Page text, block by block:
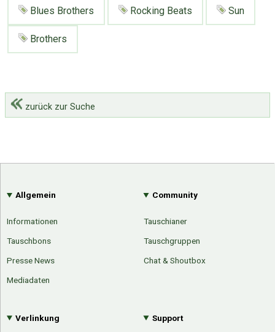
Blues Brothers Rocking Beats Sun
Brothers
zurück zur Suche
Allgemein
Informationen
Tauschbons
Presse News
Mediadaten
Community
Tauschianer
Tauschgruppen
Chat & Shoutbox
Verlinkung Support